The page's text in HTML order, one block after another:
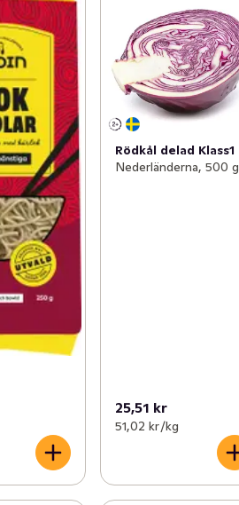
Rödkål delad Klass1
Nederländerna, 500 g
25,51 kr
51,02 kr /kg